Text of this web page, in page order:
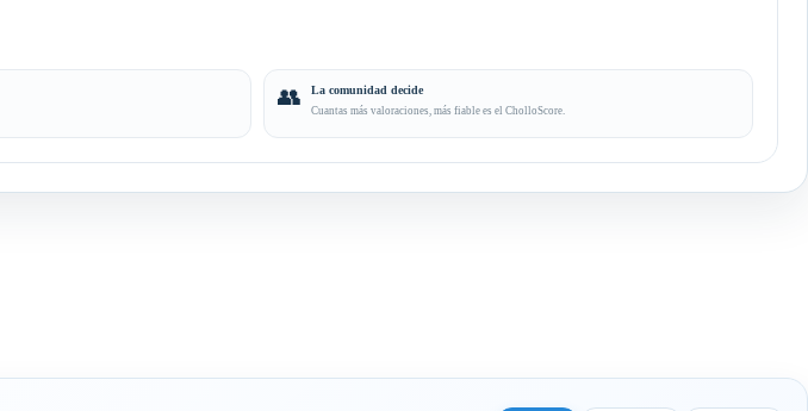
👥 La comunidad decide
Cuantas más valoraciones, más fiable es el CholloScore.